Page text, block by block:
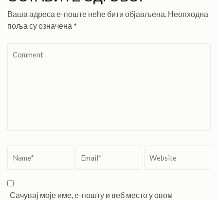
Ваша адреса е-поште неће бити објављена. Неопходна
поља су означена *
Сачувај моје име, е-пошту и веб место у овом